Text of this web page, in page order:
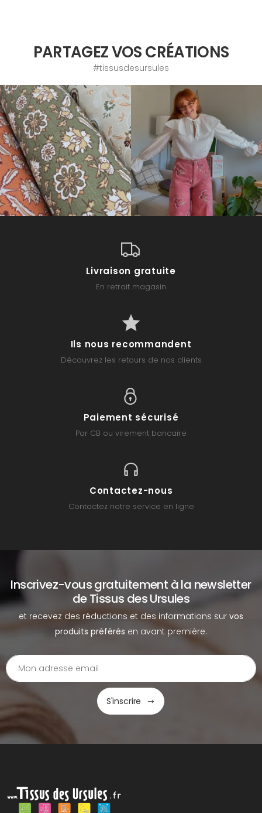
PARTAGEZ VOS CRÉATIONS
#tissusdesursules
Livraison gratuite
En retrait magasin
Ils nous recommandent
Découvrez les retours de nos clients
Paiement sécurisé
Par CB ou virement bancaire
Contactez-nous
Contactez notre service en ligne
Inscrivez-vous gratuitement à la newsletter
de Tissus des Ursules
et recevez des réductions et des informations sur vos
produits préférés en avant première.
S'inscrire